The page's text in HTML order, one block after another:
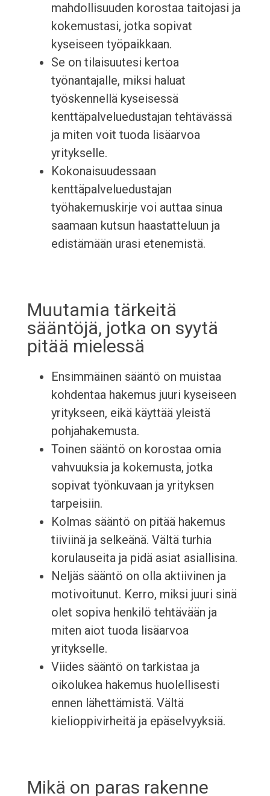
mahdollisuuden korostaa taitojasi ja
kokemustasi, jotka sopivat
kyseiseen työpaikkaan.
Se on tilaisuutesi kertoa
työnantajalle, miksi haluat
työskennellä kyseisessä
kenttäpalveluedustajan tehtävässä
ja miten voit tuoda lisäarvoa
yritykselle.
Kokonaisuudessaan
kenttäpalveluedustajan
työhakemuskirje voi auttaa sinua
saamaan kutsun haastatteluun ja
edistämään urasi etenemistä.
Muutamia tärkeitä
sääntöjä, jotka on syytä
pitää mielessä
Ensimmäinen sääntö on muistaa
kohdentaa hakemus juuri kyseiseen
yritykseen, eikä käyttää yleistä
pohjahakemusta.
Toinen sääntö on korostaa omia
vahvuuksia ja kokemusta, jotka
sopivat työnkuvaan ja yrityksen
tarpeisiin.
Kolmas sääntö on pitää hakemus
tiiviinä ja selkeänä. Vältä turhia
korulauseita ja pidä asiat asiallisina.
Neljäs sääntö on olla aktiivinen ja
motivoitunut. Kerro, miksi juuri sinä
olet sopiva henkilö tehtävään ja
miten aiot tuoda lisäarvoa
yritykselle.
Viides sääntö on tarkistaa ja
oikolukea hakemus huolellisesti
ennen lähettämistä. Vältä
kielioppivirheitä ja epäselvyyksiä.
Mikä on paras rakenne